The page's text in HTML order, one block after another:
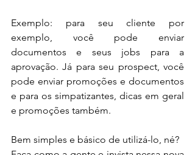
Exemplo: para seu cliente por
exemplo, você pode enviar
documentos e seus jobs para a
aprovação. Já para seu prospect, você
pode enviar promoções e documentos
e para os simpatizantes, dicas em geral
e promoções também.
Bem simples e básico de utilizá-lo, né?